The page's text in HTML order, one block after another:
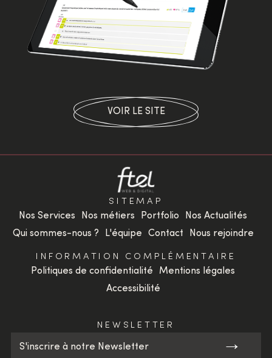
VOIR LE SITE
SITEMAP
Nos Services Nos métiers Portfolio
Nos Actualités
Qui sommes-nous ?
L'équipe Contact Nous rejoindre
INFORMATION COMPLÉMENTAIRE
Politiques de confidentialité
Mentions légales
Accessibilité
NEWSLETTER
S'inscrire à notre Newsletter →